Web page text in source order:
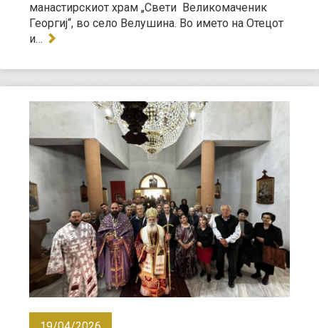
манастирскиот храм „Свети Великомаченик
Георгиј“, во село Велушина. Во името на Отецот
и…